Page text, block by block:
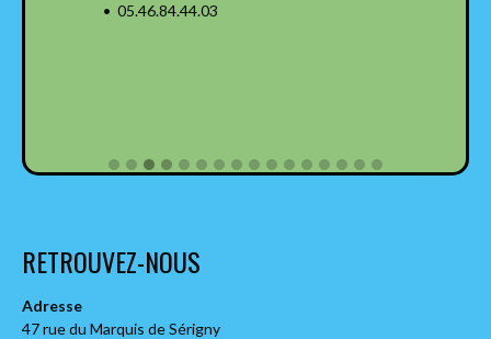
• 05.46.84.44.03
RETROUVEZ-NOUS
Adresse
47 rue du Marquis de Sérigny